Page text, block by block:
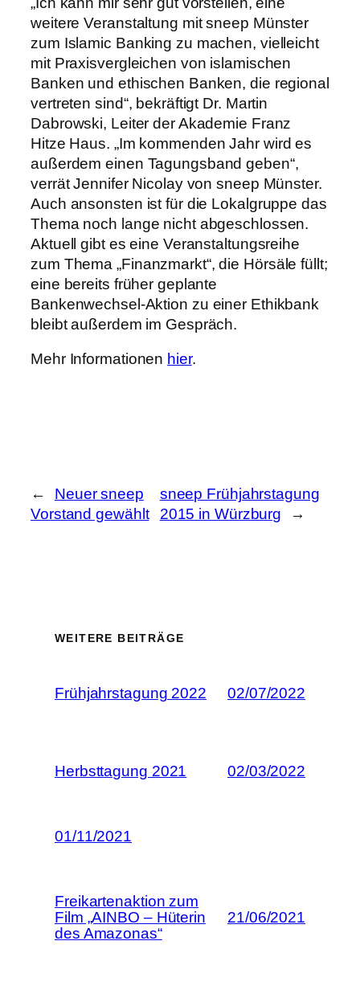
weitere Veranstaltung mit sneep Münster
zum Islamic Banking zu machen, vielleicht
mit Praxisvergleichen von islamischen
Banken und ethischen Banken, die regional
vertreten sind“, bekräftigt Dr. Martin
Dabrowski, Leiter der Akademie Franz
Hitze Haus. „Im kommenden Jahr wird es
außerdem einen Tagungsband geben“,
verrät Jennifer Nicolay von sneep Münster.
Auch ansonsten ist für die Lokalgruppe das
Thema noch lange nicht abgeschlossen.
Aktuell gibt es eine Veranstaltungsreihe
zum Thema „Finanzmarkt“, die Hörsäle füllt;
eine bereits früher geplante
Bankenwechsel-Aktion zu einer Ethikbank
bleibt außerdem im Gespräch.
Mehr Informationen hier.
←
Neuer sneep
Vorstand gewählt
sneep Frühjahrstagung
2015 in Würzburg
→
WEITERE BEITRÄGE
Frühjahrstagung 2022 02/07/2022
Herbsttagung 2021 02/03/2022
01/11/2021
Freikartenaktion zum
Film „AINBO – Hüterin
des Amazonas“
21/06/2021